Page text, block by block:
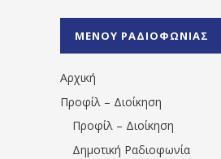
1531194763766854/"
ΜΕΝΟΥ ΡΑΔΙΟΦΩΝΙΑΣ
Αρχική
Προφίλ – Διοίκηση
Προφίλ – Διοίκηση
Δημοτική Ραδιοφωνία